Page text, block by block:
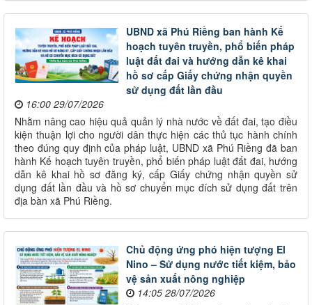
UBND xã Phú Riềng ban hành Kế
hoạch tuyên truyền, phổ biến pháp
luật đất đai và hướng dẫn kê khai
hồ sơ cấp Giấy chứng nhận quyền
sử dụng đất lần đầu
16:00 29/07/2026
Nhằm nâng cao hiệu quả quản lý nhà nước về đất đai, tạo điều
kiện thuận lợi cho người dân thực hiện các thủ tục hành chính
theo đúng quy định của pháp luật, UBND xã Phú Riềng đã ban
hành Kế hoạch tuyên truyền, phổ biến pháp luật đất đai, hướng
dẫn kê khai hồ sơ đăng ký, cấp Giấy chứng nhận quyền sử
dụng đất lần đầu và hồ sơ chuyển mục đích sử dụng đất trên
địa bàn xã Phú Riềng.
Chủ động ứng phó hiện tượng El
Nino – Sử dụng nước tiết kiệm, bảo
vệ sản xuất nông nghiệp
14:05 28/07/2026